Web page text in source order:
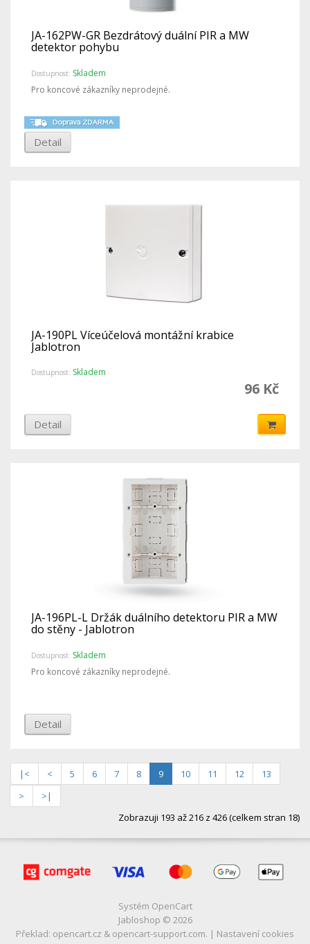
JA-162PW-GR Bezdrátový duální PIR a MW
detektor pohybu
Dostupnost: Skladem
Pro koncové zákazníky neprodejné.
Detail
JA-190PL Víceúčelová montážní krabice
Jablotron
Dostupnost: Skladem
96 Kč
Detail
JA-196PL-L Držák duálního detektoru PIR a MW
do stěny - Jablotron
Dostupnost: Skladem
Pro koncové zákazníky neprodejné.
Detail
|< < 5 6 7 8 9 10 11 12
13
>
>|
Zobrazuji 193 až 216 z 426 (celkem stran 18)
Systém OpenCart
Jabloshop © 2026
Překlad: opencart.cz & opencart-support.com. | Nastavení cookies